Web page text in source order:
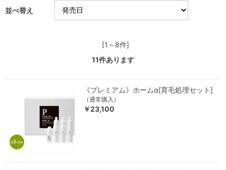
並べ替え
[1～8件]
11件あります
《プレミアム》ホームα[育毛処理セット]
（通常購入）
￥23,100